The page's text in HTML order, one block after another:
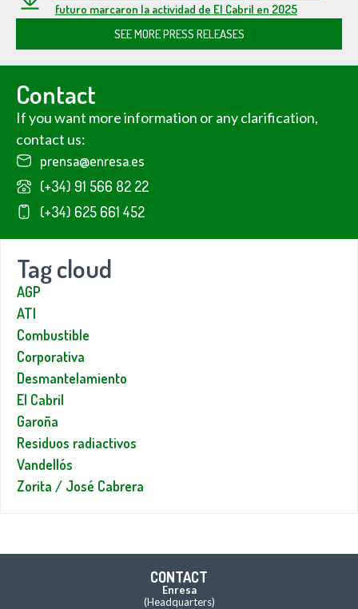
futuro marcaron la actividad de El Cabril en 2025
SEE MORE PRESS RELEASES
Contact
If you want more information or any clarification,
contact us:
prensa@enresa.es
(+34) 91 566 82 22
(+34) 625 661 452
Tag cloud
AGP
ATI
Combustible
Corporativa
Desmantelamiento
El Cabril
Garoña
Residuos radiactivos
Vandellós
Zorita / José Cabrera
CONTACT
Enresa
(Headquarters)